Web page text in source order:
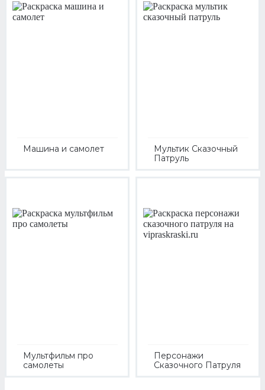
Машина и самолет
Мультик Сказочный
Патруль
Мультфильм про
самолеты
Персонажи
Сказочного Патруля